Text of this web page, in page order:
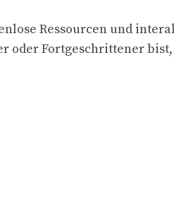
Ressourcen und
oder Fortgeschrittener